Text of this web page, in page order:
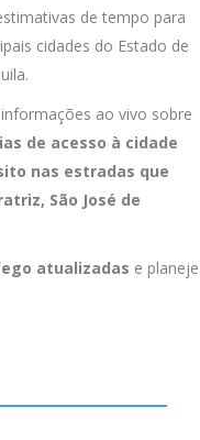
de tempo para
cidades do Estado de
ao vivo sobre
de acesso à cidade
nas estradas que
, São José de
atualizadas e planeje